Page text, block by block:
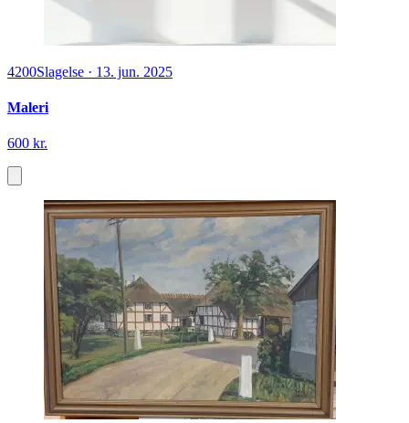
4200Slagelse · 13. jun. 2025
Maleri
600 kr.